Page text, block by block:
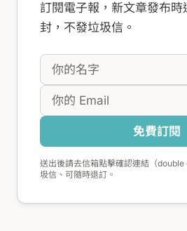
訂閱電子報，新文章發布時
封，不發垃圾信。
免費訂閱
送出後請去信箱點擊確認連結（
圾信、可隨時退訂。